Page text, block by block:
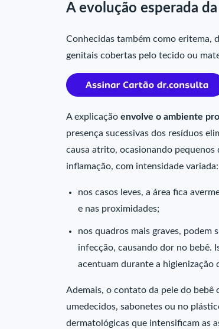
A evolução esperada
Conhecidas também como eritema,
genitais cobertas pelo tecido ou
A explicação envolve o ambiente
presença sucessivas dos resíduos
causa atrito, ocasionando pequenos
inflamação, com intensidade variada:
nos casos leves, a área fica
e nas proximidades;
nos quadros mais graves, podem
infecção, causando dor no bebê.
acentuam durante a higienização
Ademais, o contato da pele do bebê
umedecidos, sabonetes ou no
dermatológicas que intensificam as